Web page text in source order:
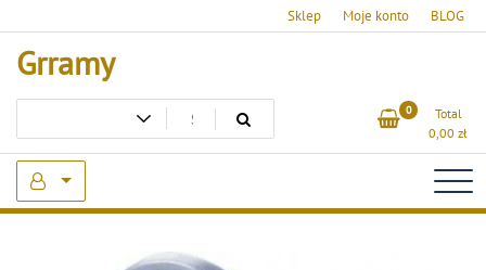
to
content
Sklep Moje konto BLOG
Grramy
0
Total
0,00 zł